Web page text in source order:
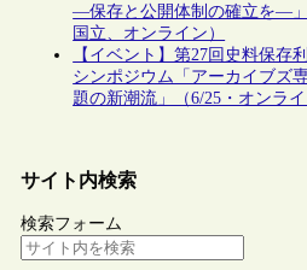
―保存と公開体制の確立を―」
国立、オンライン）
【イベント】第27回史料保存
シンポジウム「アーカイブズ
題の新潮流」（6/25・オンライ
サイト内検索
検索フォーム